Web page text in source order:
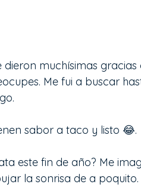
dieron muchísimas
Me fui a buscar
sabor a taco y listo 😂.
este fin de año? Me
la sonrisa de a